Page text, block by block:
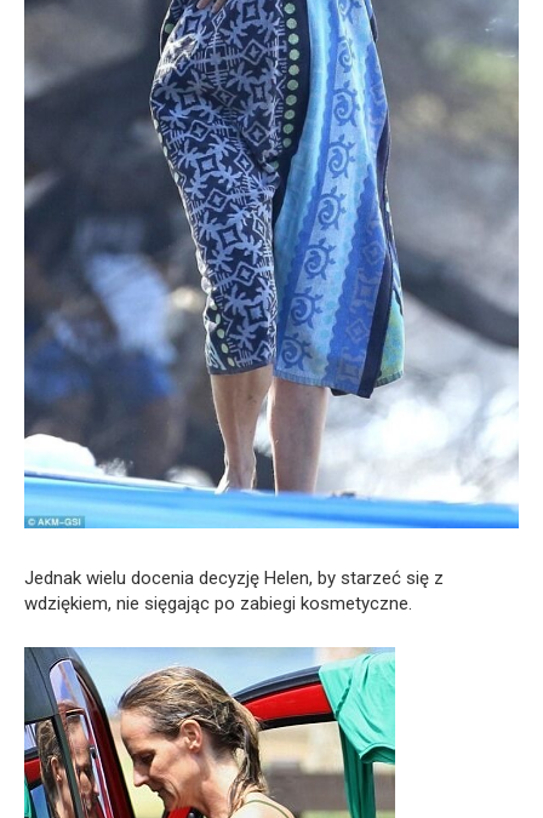
Jednak wielu docenia decyzję Helen, by starzeć się z
wdziękiem, nie sięgając po zabiegi kosmetyczne.